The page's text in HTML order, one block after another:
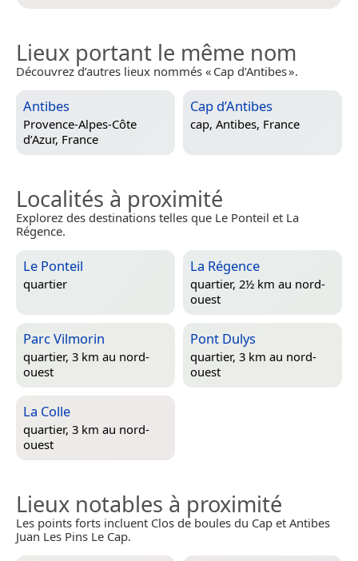
Lieux portant le même nom
Découvrez d’autres lieux nommés « Cap d’Antibes ».
Antibes
Provence-Alpes-Côte
d’Azur, France
Cap d’Antibes
cap, Antibes, France
Localités à proximité
Explorez des destinations telles que Le Ponteil et La
Régence.
Le Ponteil
quartier
La Régence
quartier, 2½ km au nord-
ouest
Parc Vilmorin
quartier, 3 km au nord-
ouest
Pont Dulys
quartier, 3 km au nord-
ouest
La Colle
quartier, 3 km au nord-
ouest
Lieux notables à proximité
Les points forts incluent Clos de boules du Cap et Antibes
Juan Les Pins Le Cap.